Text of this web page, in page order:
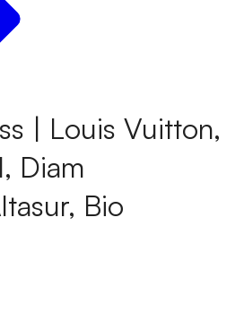
| Louis Vuitton,
Diam
Bio